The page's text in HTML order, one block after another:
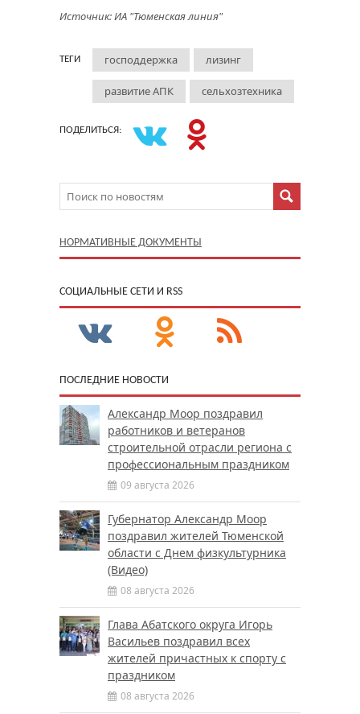
Источник: ИА "Тюменская линия"
ТЕГИ господдержка лизинг
развитие АПК сельхозтехника
ПОДЕЛИТЬСЯ:
НОРМАТИВНЫЕ ДОКУМЕНТЫ
CОЦИАЛЬНЫЕ СЕТИ И RSS
ПОСЛЕДНИЕ НОВОСТИ
Александр Моор поздравил
работников и ветеранов
строительной отрасли региона с
профессиональным праздником
09 августа 2026
Губернатор Александр Моор
поздравил жителей Тюменской
области с Днем физкультурника
(Видео)
08 августа 2026
Глава Абатского округа Игорь
Васильев поздравил всех
жителей причастных к спорту с
праздником
08 августа 2026